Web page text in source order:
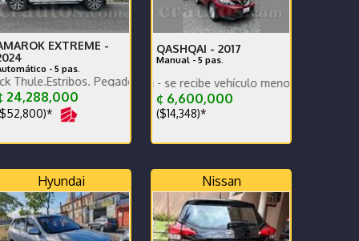
PERFECTO MANTENIMIENTO PREVENTIVO
EXTREME -
- 5 pas.
Pegadero. Tapa Rígida y canasta Thule extra
24,288,000
QASHQAI - 2017
Manual - 5 pas.
todo al día - se recibe vehículo menor valor garantía x escrito.
¢ 6,600,000
($14,348)*
Hyundai Nissan